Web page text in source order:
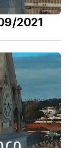
2021